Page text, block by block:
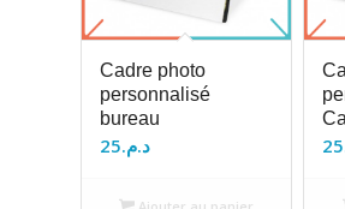
Cadre photo
personnalisé
bureau
د.م.25 25